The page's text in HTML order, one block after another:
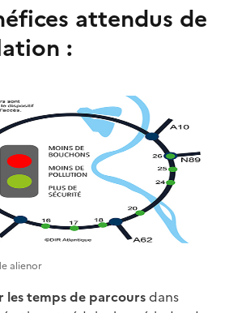
attendus de
:
alienor
les temps de parcoursdans